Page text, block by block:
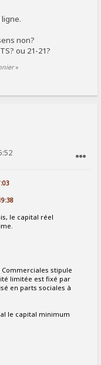
non?
ou 21-21?
»
le capital réel
Commerciales stipule
limitée est fixé par
en parts sociales à
le capital minimum